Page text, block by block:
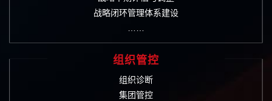
战略闭环管理体系建设
组织管控
组织诊断
集团管控